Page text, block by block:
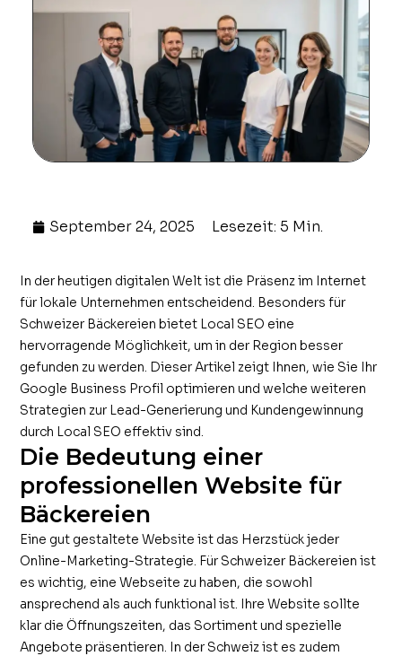
September 24, 2025 Lesezeit: 5 Min.
In der heutigen digitalen Welt ist die Präsenz im Internet
für lokale Unternehmen entscheidend. Besonders für
Schweizer Bäckereien bietet Local SEO eine
hervorragende Möglichkeit, um in der Region besser
gefunden zu werden. Dieser Artikel zeigt Ihnen, wie Sie Ihr
Google Business Profil optimieren und welche weiteren
Strategien zur Lead-Generierung und Kundengewinnung
durch Local SEO effektiv sind.
Die Bedeutung einer
professionellen Website für
Bäckereien
Eine gut gestaltete Website ist das Herzstück jeder
Online-Marketing-Strategie. Für Schweizer Bäckereien ist
es wichtig, eine Webseite zu haben, die sowohl
ansprechend als auch funktional ist. Ihre Website sollte
klar die Öffnungszeiten, das Sortiment und spezielle
Angebote präsentieren. In der Schweiz ist es zudem